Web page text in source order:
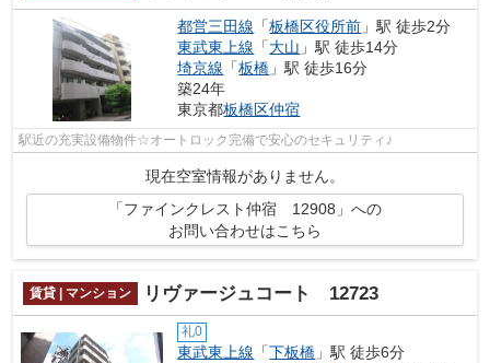
都営三田線 「板橋区役所前 」駅 徒歩2分
東武東上線 「大山 」駅 徒歩14分
埼京線 「板橋 」駅 徒歩16分
築24年
東京都板橋区仲宿
駅近の充実設備物件☆オートロック完備で安心のセキュリティ♪
現在空室情報がありません。
「ファインクレスト仲宿 12908」への
お問い合わせはこちら
賃貸 | マンション リヴァージュコート 12723
礼0
東武東上線 「下板橋 」駅 徒歩6分